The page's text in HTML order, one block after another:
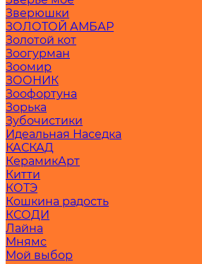
Зверюшки
ЗОЛОТОЙ АМБАР
Золотой кот
Зоогурман
Зоомир
ЗООНИК
Зоофортуна
Зорька
Зубочистики
Идеальная Наседка
КАСКАД
КерамикАрт
Китти
КОТЭ
Кошкина радость
КСОДИ
Лайна
Мнямс
Мой выбор